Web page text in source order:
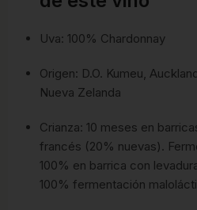
Uva: 100% Chardonnay
Origen: D.O. Kumeu,
Nueva Zelanda
Crianza: 10 meses en
francés (20% nuevas).
100% en barrica con
100% fermentación